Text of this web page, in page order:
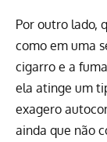
Por outro lado,
como em uma
cigarro e a
ela atinge um
exagero
ainda que não